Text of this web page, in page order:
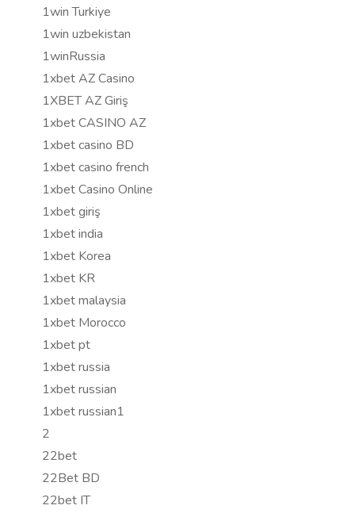
1win Turkiye
1win uzbekistan
1winRussia
1xbet AZ Casino
1XBET AZ Giriş
1xbet CASINO AZ
1xbet casino BD
1xbet casino french
1xbet Casino Online
1xbet giriş
1xbet india
1xbet Korea
1xbet KR
1xbet malaysia
1xbet Morocco
1xbet pt
1xbet russia
1xbet russian
1xbet russian1
2
22bet
22Bet BD
22bet IT